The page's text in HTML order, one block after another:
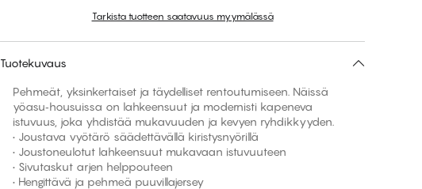
Tarkista tuotteen saatavuus myymälässä
Tuotekuvaus
Pehmeät, yksinkertaiset ja täydelliset rentoutumiseen. Näissä
yöasu‑housuissa on lahkeensuut ja modernisti kapeneva
istuvuus, joka yhdistää mukavuuden ja kevyen ryhdikkyyden.
• Joustava vyötärö säädettävällä kiristysnyörillä
• Joustoneulotut lahkeensuut mukavaan istuvuuteen
• Sivutaskut arjen helppouteen
• Hengittävä ja pehmeä puuvillajersey